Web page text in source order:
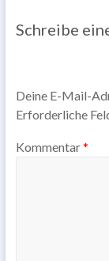
Schreibe
Deine E-Mail-
Erforderliche
Kommentar*